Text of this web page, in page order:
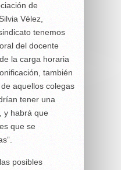
de
Vélez,
tenemos
del docente
la carga horaria
también
aquellos colegas
tener una
y habrá que
que se
posibles